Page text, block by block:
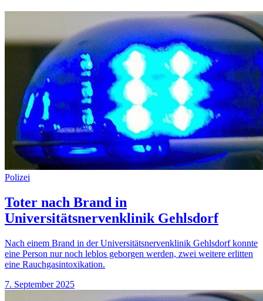
Polizei
Toter nach Brand in
Universitätsnervenklinik Gehlsdorf
Nach einem Brand in der Universitätsnervenklinik Gehlsdorf konnte
eine Person nur noch leblos geborgen werden, zwei weitere erlitten
eine Rauchgasintoxikation.
7. September 2025